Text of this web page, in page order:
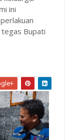
ini
tegas Bupati